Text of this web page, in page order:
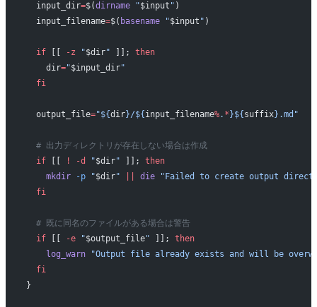
  input_dir
=$(dirname "$input " )
  input_filename
=$( basename "$input " )
  if
[[ -z "$dir" ]]; then
    dir
="$input_dir"
  fi
  output_file
="${dir}/${ input_filename%. * }${ suffix}.md"
  # 出力ディレクトリが存在しない場合は作成
  if
[[ ! -d "$dir" ]]; then
    mkdir
-p "$dir" die "Failed to create output
  fi
  # 既に同名のファイルがある場合は警告
  if
[[ -e "$output_file" ]]; then
    log_warn
"Output file already exists and will be
  fi
}